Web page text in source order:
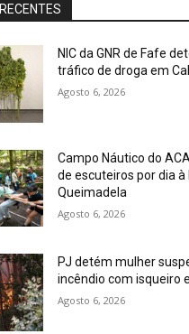
NIC da GNR de Fafe
tráfico de droga em
Agosto 6, 2026
Campo Náutico do
de escuteiros por dia
Queimadela
Agosto 6, 2026
PJ detém mulher
incêndio com isqueiro
Agosto 6, 2026